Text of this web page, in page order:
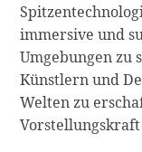
immersive und
Umgebungen zu
Künstlern und
Welten zu